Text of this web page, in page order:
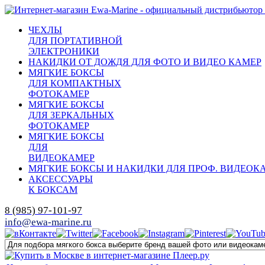
ЧЕХЛЫ
ДЛЯ ПОРТАТИВНОЙ
ЭЛЕКТРОНИКИ
НАКИДКИ ОТ ДОЖДЯ ДЛЯ ФОТО И ВИДЕО КАМЕР
МЯГКИЕ БОКСЫ
ДЛЯ КОМПАКТНЫХ
ФОТОКАМЕР
МЯГКИЕ БОКСЫ
ДЛЯ ЗЕРКАЛЬНЫХ
ФОТОКАМЕР
МЯГКИЕ БОКСЫ
ДЛЯ
ВИДЕОКАМЕР
МЯГКИЕ БОКСЫ И НАКИДКИ ДЛЯ ПРОФ.
АКСЕССУАРЫ
К БОКСАМ
8 (985) 97-101-97
info@ewa-marine.ru